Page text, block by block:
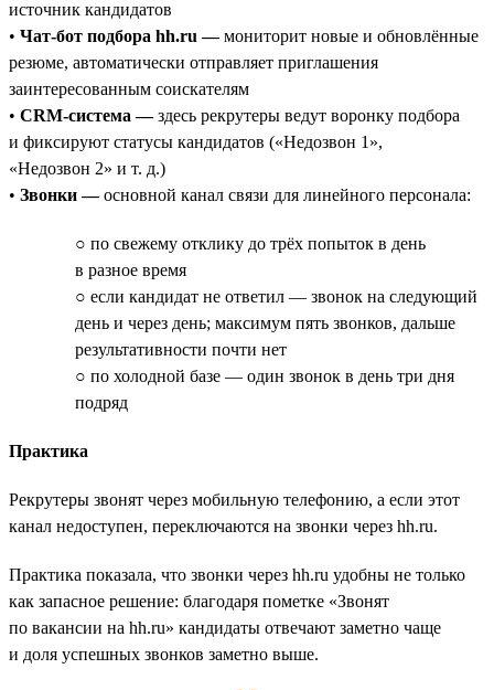
источник кандидатов
• Чат-бот подбора hh.ru —мониторит новые и обновлённые
резюме, автоматически отправляет приглашения
заинтересованным соискателям
• CRM-система —здесь рекрутеры ведут воронку подбора
и фиксируют статусы кандидатов («Недозвон 1»,
«Недозвон 2» и т. д.)
• Звонки —основной канал связи для линейного персонала:
○ по свежему отклику до трёх попыток в день
в разное время
○ если кандидат не ответил — звонок на следующий
день и через день; максимум пять звонков, дальше
результативности почти нет
○ по холодной базе — один звонок в день три дня
подряд
Практика
Рекрутеры звонят через мобильную телефонию, а если этот
канал недоступен, переключаются на звонки через hh.ru.
Практика показала, что звонки через hh.ru удобны не только
как запасное решение: благодаря пометке «Звонят
по вакансии на hh.ru» кандидаты отвечают заметно чаще
и доля успешных звонков заметно выше.